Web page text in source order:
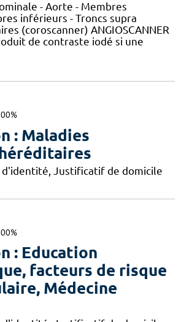
- Aorte - Membres
inférieurs - Troncs supra
(coroscanner) ANGIOSCANNER
de contraste iodé si une
: Maladies
d'identité, Justificatif de domicile
: Education
facteurs de risque
Médecine